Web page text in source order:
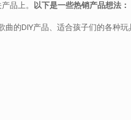
品上。 以下是一些热销产品想法：
的DIY产品、适合孩子们的各种玩